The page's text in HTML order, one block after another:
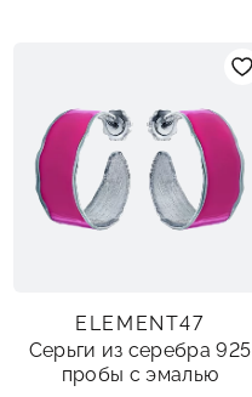
ELEMENT47
Серьги из серебра 925
пробы с эмалью